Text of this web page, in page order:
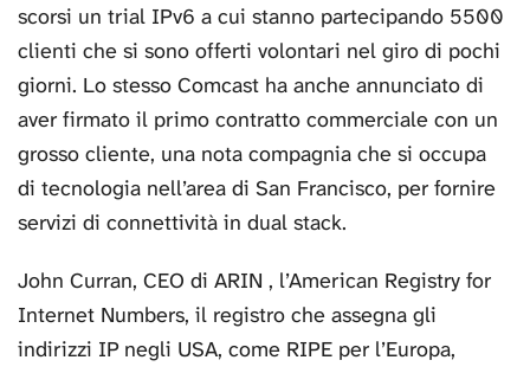
scorsi un trial IPv6 a cui stanno partecipando 5500
clienti che si sono offerti volontari nel giro di pochi
giorni. Lo stesso Comcast ha anche annunciato di
aver firmato il primo contratto commerciale con un
grosso cliente, una nota compagnia che si occupa
di tecnologia nell’area di San Francisco, per fornire
servizi di connettività in dual stack.
John Curran, CEO di ARIN , l’American Registry for
Internet Numbers, il registro che assegna gli
indirizzi IP negli USA, come RIPE per l’Europa,